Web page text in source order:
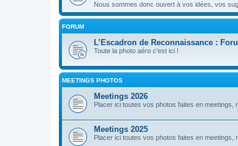
Nous sommes donc ouvert à vos idées, vos
FORUM
L’Escadron de Reconnaissance :
Toute la photo aéro c'est ici !
MEETINGS PHOTOS
Meetings 2026
Placer ici toutes vos photos faites en meetings,
Meetings 2025
Placer ici toutes vos photos faites en meetings,